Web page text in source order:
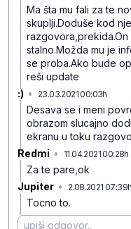
Ma šta mu fali za te
skuplji.Doduše kod
stalno.Možda mu je
se proba.Ako bude
reši update
:) • 23.03.2021 00:03h
Desava se i meni
obrazom slucajno
ekranu u toku
Redmi • 11.04.2021 00:28h
Za te pare,ok
Jupiter • 2.08.2021 07:39h
Tocno to.